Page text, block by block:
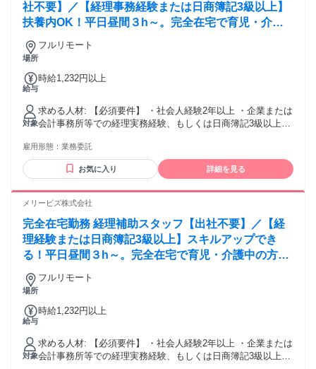
社不要】／【経理事務経験または日商簿記3級以上】
扶養内OK！平日昼間３h～。完全在宅で育児・介護
中の方も大歓迎♪
場所
フルリモート
給与
時給1,232円以上
対象
求める人材: 【必須要件】 ・社会人経験2年以上 ・企業または
会計事務所等での経理実務経験、もしくは日商簿記3級以上の
きる方、未経験であっても抵抗がなく自ら習得することがで
きる方 【歓迎要件】 ・会計ソフトの利用経験 （freee会計 /
MF(マネーフォワード)クラウド 等） ・ワークフローシステム
チームで業務に取り組むのが好きな方 【用意が必要な環境】
コン （※１）（※２）（※３） ・インターネット環境：速
度10Mbps以上 （※４） ・有料のセキュリティソフト ＜注
意事項＞ ※１：原則製造から３年以内のパソコン機器をご使
用ください。製造から8年以上経過している機器は不可です。
※２：WindowsOSをご使用される場合は、Microsoft社のサポ
以外をご使用される際はご留意ください。 ※４：業務に使用
選考対象外となる可能性がございます。
雇用形態： 業務委託
お気に入り 詳細を見る
メリービズ株式会社
完全在宅勤務 経理補助スタッフ【出社不要】／【経
理経験または日商簿記3級以上】スキルアップでき
る！平日昼間３h～。完全在宅で育児・介護中の方も
大歓迎♪
場所
フルリモート
給与
時給1,232円以上
対象
求める人材: 【必須要件】 ・社会人経験2年以上 ・企業または
会計事務所等での経理実務経験、もしくは日商簿記3級以上の